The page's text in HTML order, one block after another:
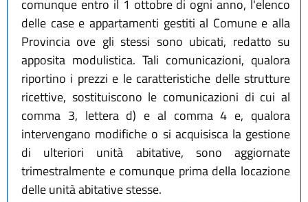
comunque entro il 1 ottobre di ogni anno, l'elenco
delle case e appartamenti gestiti al Comune e alla
Provincia ove gli stessi sono ubicati, redatto su
apposita modulistica. Tali comunicazioni, qualora
riportino i prezzi e le caratteristiche delle strutture
ricettive, sostituiscono le comunicazioni di cui al
comma 3, lettera d) e al comma 4 e, qualora
intervengano modifiche o si acquisisca la gestione
di ulteriori unità abitative, sono aggiornate
trimestralmente e comunque prima della locazione
delle unità abitative stesse.